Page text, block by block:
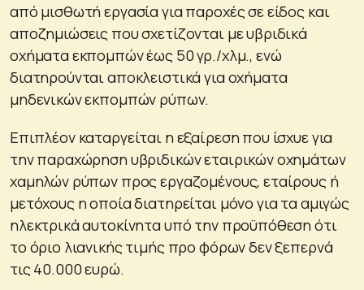
από μισθωτή εργασία για παροχές σε είδος και
αποζημιώσεις που σχετίζονται με υβριδικά
οχήματα εκπομπών έως 50 γρ./χλμ., ενώ
διατηρούνται αποκλειστικά για οχήματα
μηδενικών εκπομπών ρύπων.
Επιπλέον καταργείται η εξαίρεση που ίσχυε για
την παραχώρηση υβριδικών εταιρικών οχημάτων
χαμηλών ρύπων προς εργαζομένους, εταίρους ή
μετόχους η οποία διατηρείται μόνο για τα αμιγώς
ηλεκτρικά αυτοκίνητα υπό την προϋπόθεση ότι
το όριο λιανικής τιμής προ φόρων δεν ξεπερνά
τις 40.000 ευρώ.